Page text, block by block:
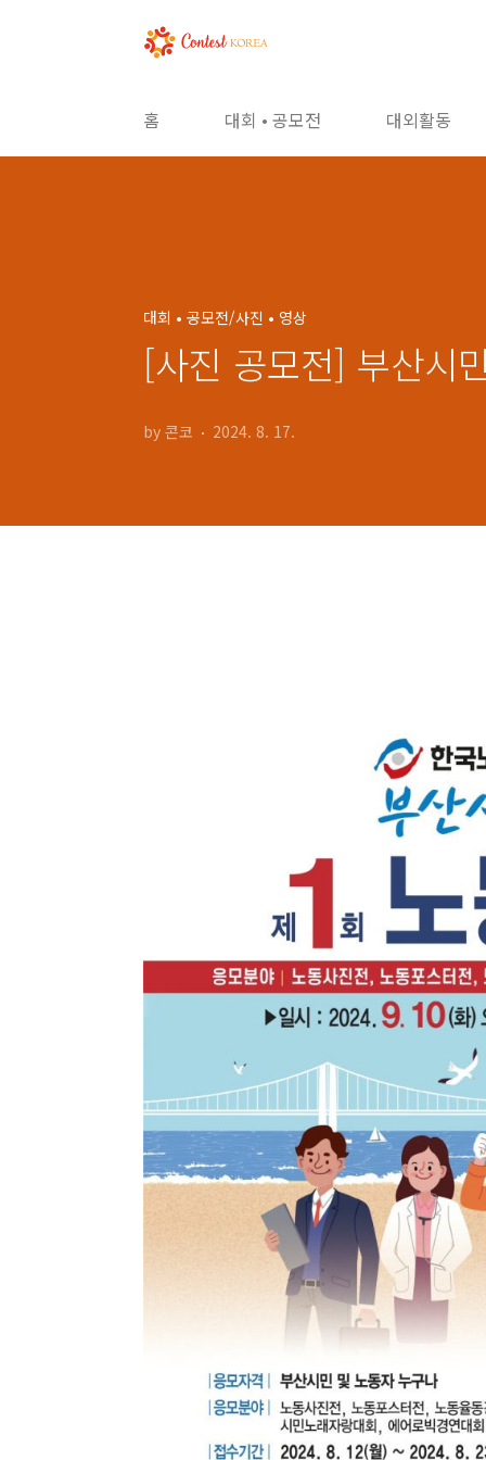
홈 대회 • 공모전 대외활동
대회 • 공모전/사진 • 영상
[사진 공모전] 부산시
by 콘코 2024. 8. 17.